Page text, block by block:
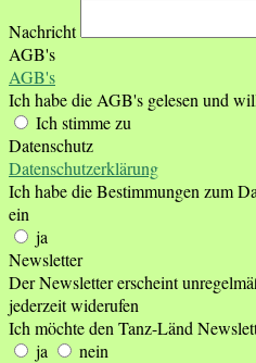
Nachricht
AGB's
AGB's
Ich habe die AGB's gelesen und
Ich stimme zu
Datenschutz
Datenschutzerklärung
Ich habe die Bestimmungen zum
ein
ja
Newsletter
Der Newsletter erscheint
jederzeit widerufen
Ich möchte den Tanz-Länd
ja
nein